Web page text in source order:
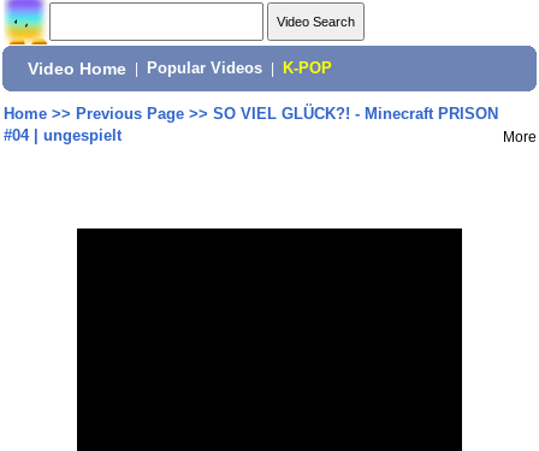
Video Home Popular Videos K-POP
Home>> Previous Page>> SO VIEL GLÜCK?! - Minecraft PRISON
#04 | ungespielt
More